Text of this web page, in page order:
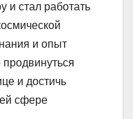
и стал работать
и опыт
и достичь
сфере